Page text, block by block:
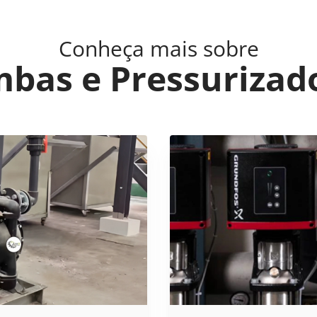
Conheça mais sobre
e